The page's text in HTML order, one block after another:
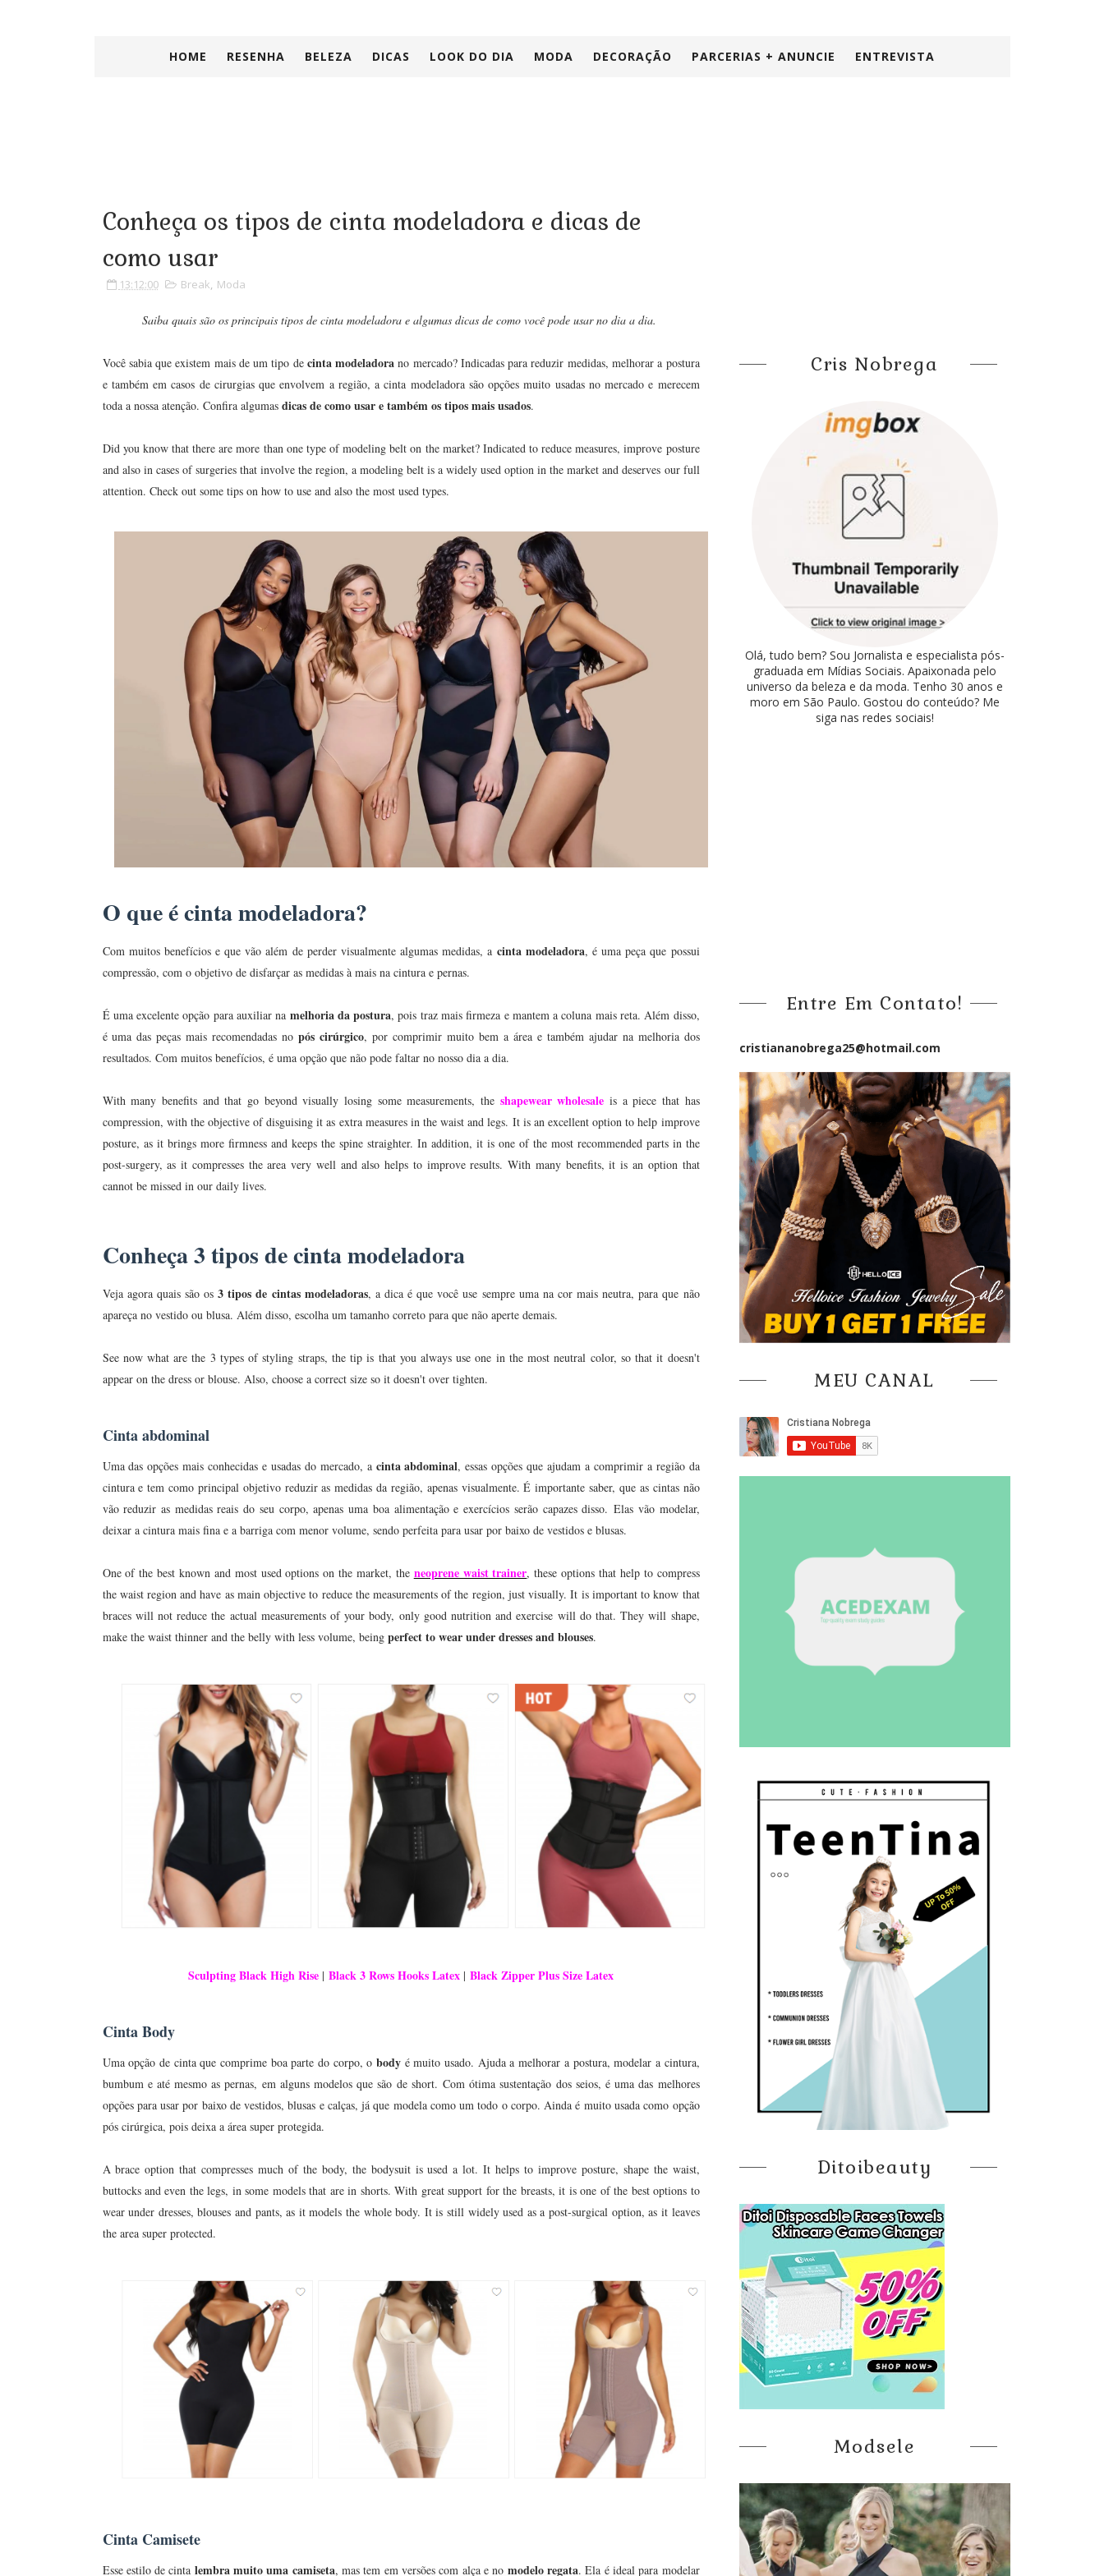
HOME RESENHA BELEZA DICAS LOOK DO DIA MODA DECORAÇÃO PARCERIAS + ANUNCIE ENTREVISTA
Conheça os tipos de cinta modeladora e dicas de
como usar
13:12:00 Break, Moda
Saiba quais são os principais tipos de cinta modeladora e algumas dicas de como você pode usar no dia a dia.
Você sabia que existem mais de um tipo de cinta modeladora no mercado? Indicadas para reduzir medidas, melhorar a postura
e também em casos de cirurgias que envolvem a região, a cinta modeladora são opções muito usadas no mercado e merecem
toda a nossa atenção. Confira algumas dicas de como usar e também os tipos mais usados.
Did you know that there are more than one type of modeling belt on the market? Indicated to reduce measures, improve posture
and also in cases of surgeries that involve the region, a modeling belt is a widely used option in the market and deserves our full
attention. Check out some tips on how to use and also the most used types.
O que é cinta modeladora?
Com muitos benefícios e que vão além de perder visualmente algumas medidas, a cinta modeladora, é uma peça que possui
compressão, com o objetivo de disfarçar as medidas à mais na cintura e pernas.
É uma excelente opção para auxiliar na melhoria da postura, pois traz mais firmeza e mantem a coluna mais reta. Além disso,
é uma das peças mais recomendadas nopós cirúrgico, por comprimir muito bem a área e também ajudar na melhoria dos
resultados. Com muitos benefícios, é uma opção que não pode faltar no nosso dia a dia.
With many benefits and that go beyond visually losing some measurements, the shapewear wholesale is a piece that has
compression, with the objective of disguising it as extra measures in the waist and legs. It is an excellent option to help improve
posture, as it brings more firmness and keeps the spine straighter. In addition, it is one of the most recommended parts in the
post-surgery, as it compresses the area very well and also helps to improve results. With many benefits, it is an option that
cannot be missed in our daily lives.
Conheça 3 tipos de cinta modeladora
Veja agora quais são os3 tipos de cintas modeladoras, a dica é que você use sempre uma na cor mais neutra, para que não
apareça no vestido ou blusa. Além disso, escolha um tamanho correto para que não aperte demais.
See now what are the 3 types of styling straps, the tip is that you always use one in the most neutral color, so that it doesn't
appear on the dress or blouse. Also, choose a correct size so it doesn't over tighten.
Cinta abdominal
Uma das opções mais conhecidas e usadas do mercado, a cinta abdominal, essas opções que ajudam a comprimir a região da
cintura e tem como principal objetivo reduzir as medidas da região, apenas visualmente. É importante saber, que as cintas não
vão reduzir as medidas reais do seu corpo, apenas uma boa alimentação e exercícios serão capazes disso.Elas vão modelar,
deixar a cintura mais fina e a barriga com menor volume, sendo perfeita para usar por baixo de vestidos e blusas.
One of the best known and most used options on the market, the neoprene waist trainer, these options that help to compress
the waist region and have as main objective to reduce the measurements of the region, just visually. It is important to know that
braces will not reduce the actual measurements of your body, only good nutrition and exercise will do that. They will shape,
make the waist thinner and the belly with less volume, being perfect to wear under dresses and blouses.
Sculpting Black High Rise |Black 3 Rows Hooks Latex | Black Zipper Plus SizeLatex
Cinta Body
Uma opção de cinta que comprime boa parte do corpo, obody é muito usado. Ajuda a melhorar a postura, modelar a cintura,
bumbum e até mesmo as pernas, em alguns modelos que são de short.Com ótima sustentação dos seios, é uma das melhores
opções para usar por baixo de vestidos, blusas e calças, já que modela como um todo o corpo. Ainda é muito usada como opção
pós cirúrgica, pois deixa a área super protegida.
A brace option that compresses much of the body, the bodysuit is used a lot. It helps to improve posture, shape the waist,
buttocks and even the legs, in some models that are in shorts. With great support for the breasts, it is one of the best options to
wear under dresses, blouses and pants, as it models the whole body. It is still widely used as a post-surgical option, as it leaves
the area super protected.
Cinta Camisete
Esse estilo de cinta lembra muito uma camiseta, mas tem em versões com alça e no modelo regata. Ela é ideal para modelar
Cris Nobrega
Olá, tudo bem? Sou Jornalista e especialista pós-
graduada em Mídias Sociais. Apaixonada pelo
universo da beleza e da moda. Tenho 30 anos e
moro em São Paulo. Gostou do conteúdo? Me
siga nas redes sociais!
Entre Em Contato!
cristiananobrega25@hotmail.com
MEU CANAL
Ditoibeauty
Modsele